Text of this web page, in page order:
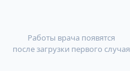
Работы врача появятся
после загрузки первого случая